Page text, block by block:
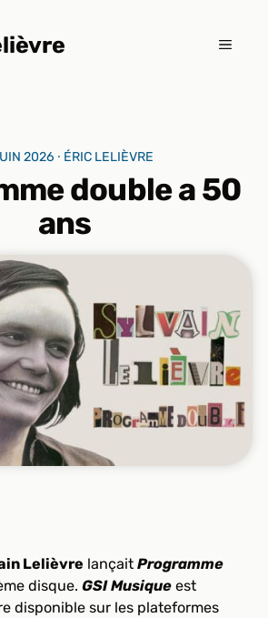
MENU
double a 50
ans
2026 ⸱ ÉRIC LELIÈVRE
Lelièvre lançaitProgramme
disque.GSI Musique est
disponible sur les plateformes